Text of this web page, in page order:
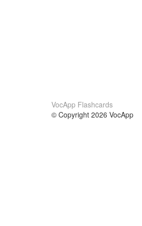
VocApp Flashcards
© Copyright 2026 VocApp